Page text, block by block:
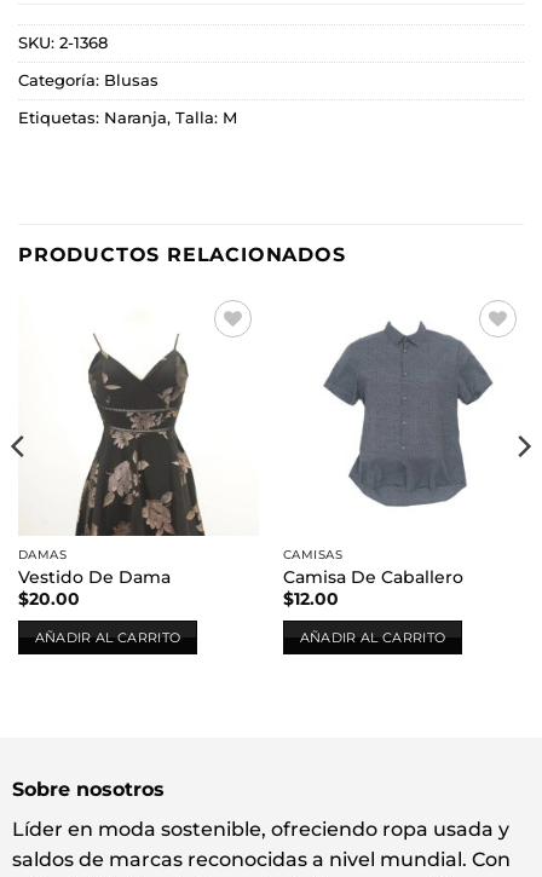
SKU: 2-1368
Categoría: Blusas
Etiquetas: Naranja, Talla: M
PRODUCTOS RELACIONADOS
DAMAS
Vestido De Dama
$20.00
AÑADIR AL CARRITO
Añadir
a la
lista de
deseos
CAMISAS
Camisa De Caballero
$12.00
AÑADIR AL CARRITO
Sobre nosotros
Líder en moda sostenible, ofreciendo ropa usada y
saldos de marcas reconocidas a nivel mundial. Con